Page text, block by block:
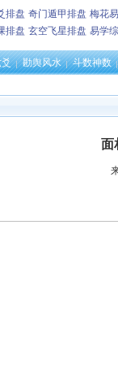
排盘 奇门遁甲排盘 梅花
排盘 玄空飞星排盘 易学
勘舆风水
斗数神数
面